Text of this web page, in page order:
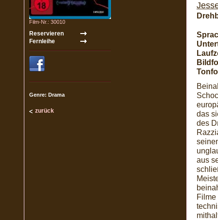
Film-Nr.: 30010
Genre: Drama
zurück
das
des
aus
Filme